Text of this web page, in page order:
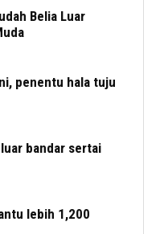
Belia Luar
penentu hala tuju
bandar sertai
lebih 1,200